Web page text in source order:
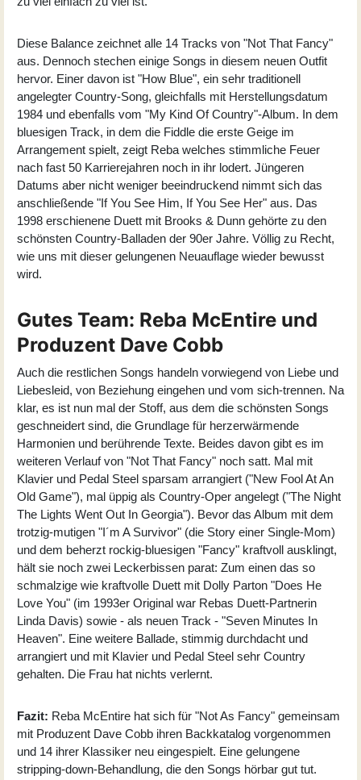
Diese Balance zeichnet alle 14 Tracks von "Not That Fancy"
aus. Dennoch stechen einige Songs in diesem neuen Outfit
hervor. Einer davon ist "How Blue", ein sehr traditionell
angelegter Country-Song, gleichfalls mit Herstellungsdatum
1984 und ebenfalls vom "My Kind Of Country"-Album. In dem
bluesigen Track, in dem die Fiddle die erste Geige im
Arrangement spielt, zeigt Reba welches stimmliche Feuer
nach fast 50 Karrierejahren noch in ihr lodert. Jüngeren
Datums aber nicht weniger beeindruckend nimmt sich das
anschließende "If You See Him, If You See Her" aus. Das
1998 erschienene Duett mit Brooks & Dunn gehörte zu den
schönsten Country-Balladen der 90er Jahre. Völlig zu Recht,
wie uns mit dieser gelungenen Neuauflage wieder bewusst
wird.
Gutes Team: Reba McEntire und
Produzent Dave Cobb
Auch die restlichen Songs handeln vorwiegend von Liebe und
Liebesleid, von Beziehung eingehen und vom sich-trennen. Na
klar, es ist nun mal der Stoff, aus dem die schönsten Songs
geschneidert sind, die Grundlage für herzerwärmende
Harmonien und berührende Texte. Beides davon gibt es im
weiteren Verlauf von "Not That Fancy" noch satt. Mal mit
Klavier und Pedal Steel sparsam arrangiert ("New Fool At An
Old Game"), mal üppig als Country-Oper angelegt ("The Night
The Lights Went Out In Georgia"). Bevor das Album mit dem
trotzig-mutigen "I´m A Survivor" (die Story einer Single-Mom)
und dem beherzt rockig-bluesigen "Fancy" kraftvoll ausklingt,
hält sie noch zwei Leckerbissen parat: Zum einen das so
schmalzige wie kraftvolle Duett mit Dolly Parton "Does He
Love You" (im 1993er Original war Rebas Duett-Partnerin
Linda Davis) sowie - als neuen Track - "Seven Minutes In
Heaven". Eine weitere Ballade, stimmig durchdacht und
arrangiert und mit Klavier und Pedal Steel sehr Country
gehalten. Die Frau hat nichts verlernt.
Fazit: Reba McEntire hat sich für "Not As Fancy" gemeinsam
mit Produzent Dave Cobb ihren Backkatalog vorgenommen
und 14 ihrer Klassiker neu eingespielt. Eine gelungene
stripping-down-Behandlung, die den Songs hörbar gut tut.